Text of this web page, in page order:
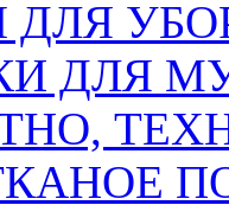
ДЛЯ
ДЛЯ